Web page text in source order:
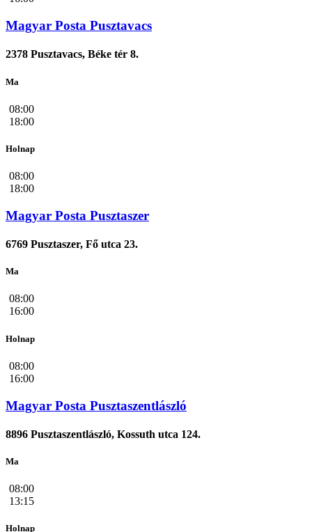
Magyar Posta Pusztavacs
2378 Pusztavacs, Béke tér 8.
Ma
08:00
18:00
Holnap
08:00
18:00
Magyar Posta Pusztaszer
6769 Pusztaszer, Fő utca 23.
Ma
08:00
16:00
Holnap
08:00
16:00
Magyar Posta Pusztaszentlászló
8896 Pusztaszentlászló, Kossuth utca 124.
Ma
08:00
13:15
Holnap